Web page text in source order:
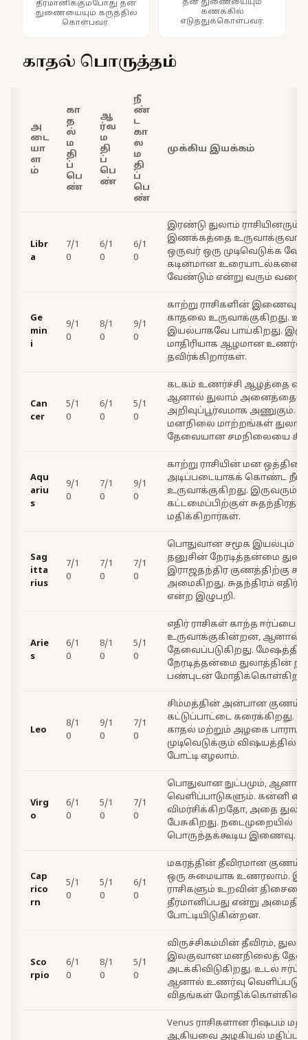
தீர்மானிக்கும்போது தன்
துணையையும் கருத்தில்
கொள்பவர்.
தன் துணையையும்
கணக்கில்
எடுத்துக்கொள்பவர்.
காதல் பொருத்தம்
அ
டை
யா
ள
ம்
கா
த
ல்
ம
தி
ப்
பெ
ண்
ஆ
ர்வ
ம
தி
ப்
பெ
ண்
நீ
ண்
ட
கா
ல
ம
தி
ப்
பெ
ண்
முக்கிய இயக்கம்
Libr
a
7/1
0
6/1
0
6/1
0
இரண்டு துலாம்
இணக்கத்தை
ஒருவர் ஒரு முடிவெடுக்க
கடினமான
வேண்டும் என்று வரும் வரை
Ge
min
i
9/1
0
8/1
0
9/1
0
காற்று ராசிகளின் இணைவு
காதலை உருவாக்குகிறது.
இயல்பாகவே பாய்கிறது.
மாதிரியாக ஆழமான
தவிர்க்கிறார்கள்.
Can
cer
5/1
0
6/1
0
5/1
0
கடகம் உணர்ச்சி ஆழத்தை
ஆனால் துலாம்
அறிவுப்பூர்வமாக அணுகும்.
மனநிலை மாற்றங்கள்
தேவையான சமநிலையை
Aqu
ariu
s
9/1
0
7/1
0
9/1
0
காற்று ராசியின் மன
அடிப்படையாகக் கொண்ட
உருவாக்குகிறது. இருவரும்
கட்டமைப்பிற்குள்
மதிக்கிறார்கள்.
Sag
itta
rius
7/1
0
7/1
0
7/1
0
பொதுவான சமூக இயல்பும்
தனுசின் நேரடித்தன்மை
இராஜதந்திர குணத்திற்கு
அமைகிறது. சுதந்திரம் எதிர்
என்ற இழுபறி.
Arie
s
6/1
0
8/1
0
5/1
0
எதிர் ராசிகள் காந்த ஈர்ப்பை
உருவாக்குகின்றன, ஆனால்
தேவைப்படுகிறது.
நேரடித்தன்மை துலாத்தின்
பண்புடன்
Leo
8/1
0
9/1
0
7/1
0
சிம்மத்தின் அன்பான குணம்
கட்டுப்பாட்டை கரைக்கிறது.
காதல் மற்றும் அழகை
முடிவெடுக்கும் விஷயத்தில்
போட்டி எழலாம்.
Virg
o
6/1
0
5/1
0
7/1
0
பொதுவான நுட்பமும்,
வெளிப்பாடுகளும். கன்னி
விமர்சிக்கிறதோ, அதை
பேசுகிறது. நடைமுறையில்
பொருந்தக்கூடிய இணைவு.
Cap
rico
rn
5/1
0
5/1
0
6/1
0
மகரத்தின் தீவிரமான குணம்
ஒரு சுமையாக உணரலாம்.
ராசிகளும் உறவின் திசையை
தீர்மானிப்பது என்று
போட்டியிடுகின்றன.
Sco
rpio
6/1
0
8/1
0
5/1
0
விருச்சிகம்மின் தீவிரம்,
இலகுவான மனநிலைத்
அடக்கிவிடுகிறது. உடல்
ஆனால் உணர்வு
விதங்கள்
Venus ராசிகளான ரிஷபம்
ஆகியவை அழகியல்